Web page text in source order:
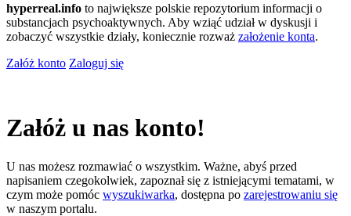
hyperreal.info to największe polskie repozytorium informacji o
substancjach psychoaktywnych. Aby wziąć udział w dyskusji i
zobaczyć wszystkie działy, koniecznie rozważ założenie konta.
Załóż konto Zaloguj się
Załóż u nas konto!
U nas możesz rozmawiać o wszystkim. Ważne, abyś przed
napisaniem czegokolwiek, zapoznał się z istniejącymi tematami, w
czym może pomóc wyszukiwarka, dostępna po zarejestrowaniu się
w naszym portalu.